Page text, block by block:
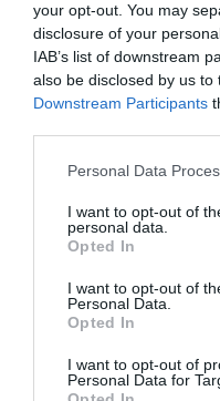
your opt-out. You may
disclosure of your
IAB’s list of downstream
also be disclosed by us to
Downstream Participants
Personal Data
I want to opt-out of
personal data.
Opted In
I want to opt-out of
Personal Data.
Opted In
I want to opt-out of
Personal Data for
Το μήνυμα για την
Σε δηλώσεις του ο κ.
είναι μια
δυναμική και
διαρκώς κοντά στις
έργα από κοντά, να
φορείς και τους
Στόχος μας είναι να
αγροτική ανάπτυξη,